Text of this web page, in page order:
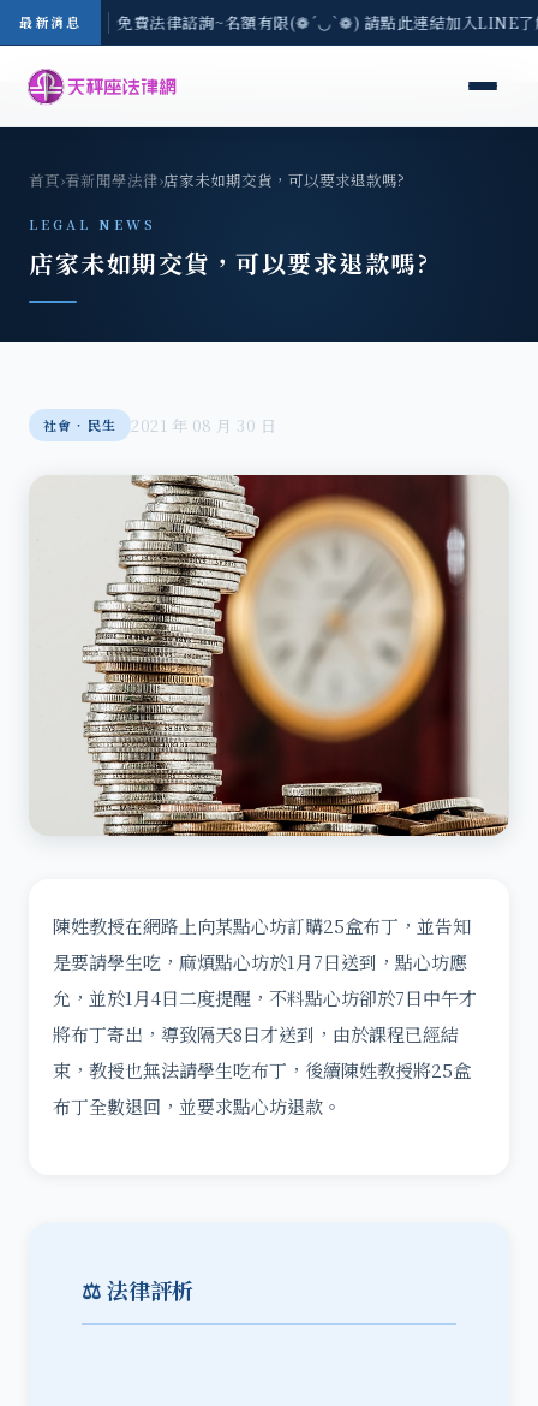
最新消息
-8/3(一) 現場免費法律諮詢~名額有限(❁´◡`❁) 請點此連結加入LINE
首頁›看新聞學法律›店家未如期交貨，可以要求退款嗎?
LEGAL NEWS
店家未如期交貨，可以要求退款嗎?
社會‧民生 2021 年 08 月 30 日
陳姓教授在網路上向某點心坊訂購25盒布丁，並告知
是要請學生吃，麻煩點心坊於1月7日送到，點心坊應
允，並於1月4日二度提醒，不料點心坊卻於7日中午才
將布丁寄出，導致隔天8日才送到，由於課程已經結
束，教授也無法請學生吃布丁，後續陳姓教授將25盒
布丁全數退回，並要求點心坊退款。
⚖️ 法律評析